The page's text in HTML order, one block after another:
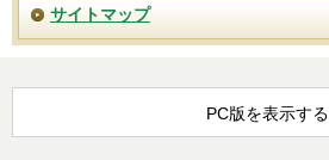
サイトマップ
PC版を表示する